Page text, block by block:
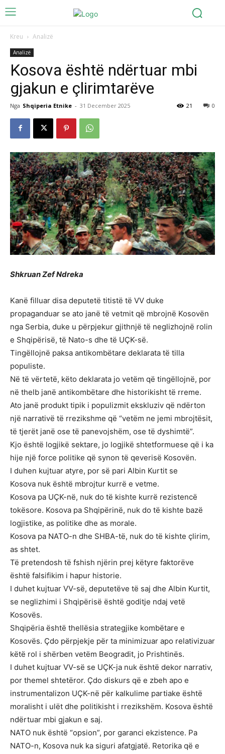
Kreu Analizë
Analizë
Kosova është ndërtuar mbi
gjakun e çlirimtarëve
Nga Shqiperia Etnike - 31 December 2025 0
21
Shkruan Zef Ndreka
Kanë filluar disa deputetë titistë të VV duke
propaganduar se ato janë të vetmit që mbrojnë Kosovën
nga Serbia, duke u përpjekur gjithnjë të neglizhojnë rolin
e Shqipërisë, të Nato-s dhe të UÇK-së.
Tingëllojnë paksa antikombëtare deklarata të tilla
populiste.
Në të vërtetë, këto deklarata jo vetëm që tingëllojnë, por
në thelb janë antikombëtare dhe historikisht të rreme.
Ato janë produkt tipik i populizmit ekskluziv që ndërton
një narrativë të rrezikshme që “vetëm ne jemi mbrojtësit,
të tjerët janë ose të panevojshëm, ose të dyshimtë”.
Kjo është logjikë sektare, jo logjikë shtetformuese që i ka
hije një force politike që synon të qeverisë Kosovën.
I duhen kujtuar atyre, por së pari Albin Kurtit se
Kosova nuk është mbrojtur kurrë e vetme.
Kosova pa UÇK-në, nuk do të kishte kurrë rezistencë
tokësore. Kosova pa Shqipërinë, nuk do të kishte bazë
logjistike, as politike dhe as morale.
Kosova pa NATO-n dhe SHBA-të, nuk do të kishte çlirim,
as shtet.
Të pretendosh të fshish njërin prej këtyre faktorëve
është falsifikim i hapur historie.
I duhet kujtuar VV-së, deputetëve të saj dhe Albin Kurtit,
se neglizhimi i Shqipërisë është goditje ndaj vetë
Kosovës.
Shqipëria është thellësia strategjike kombëtare e
Kosovës. Çdo përpjekje për ta minimizuar apo relativizuar
këtë rol i shërben vetëm Beogradit, jo Prishtinës.
I duhet kujtuar VV-së se UÇK-ja nuk është dekor narrativ,
por themel shtetëror. Çdo diskurs që e zbeh apo e
instrumentalizon UÇK-në për kalkulime partiake është
moralisht i ulët dhe politikisht i rrezikshëm. Kosova është
ndërtuar mbi gjakun e saj.
NATO nuk është “opsion”, por garanci ekzistence. Pa
NATO-n, Kosova nuk ka siguri afatgjatë. Retorika që e